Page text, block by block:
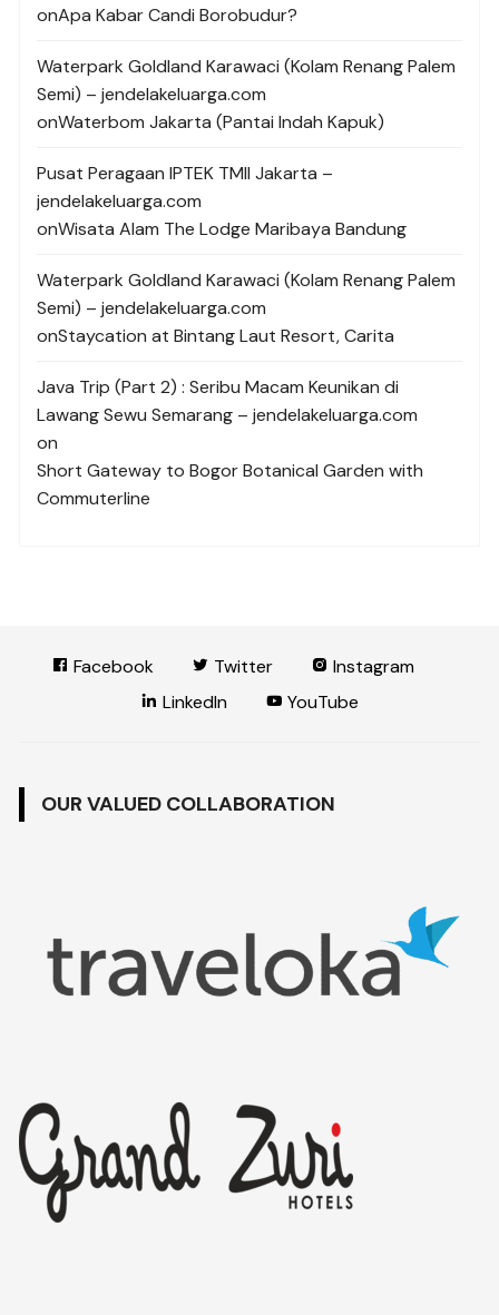
onApa Kabar Candi Borobudur?
Waterpark Goldland Karawaci (Kolam Renang Palem
Semi) – jendelakeluarga.com
onWaterbom Jakarta (Pantai Indah Kapuk)
Pusat Peragaan IPTEK TMII Jakarta –
jendelakeluarga.com
onWisata Alam The Lodge Maribaya Bandung
Waterpark Goldland Karawaci (Kolam Renang Palem
Semi) – jendelakeluarga.com
onStaycation at Bintang Laut Resort, Carita
Java Trip (Part 2) : Seribu Macam Keunikan di
Lawang Sewu Semarang – jendelakeluarga.com
on
Short Gateway to Bogor Botanical Garden with
Commuterline
Facebook Twitter
Instagram
LinkedIn
YouTube
OUR VALUED COLLABORATION